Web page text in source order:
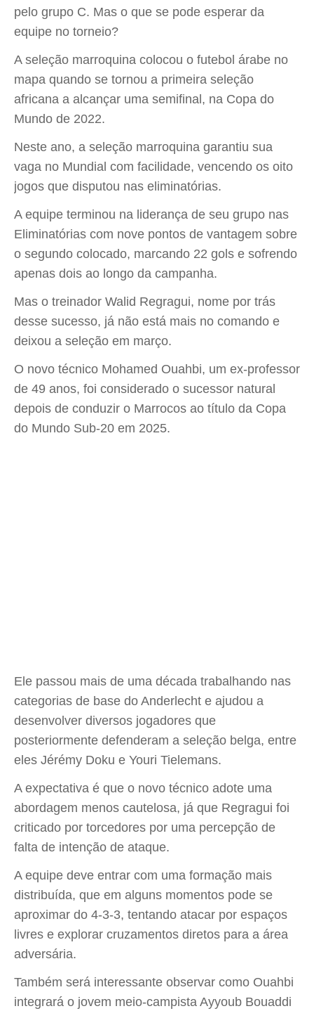
pelo grupo C. Mas o que se pode esperar da
equipe no torneio?
A seleção marroquina colocou o futebol árabe no
mapa quando se tornou a primeira seleção
africana a alcançar uma semifinal, na Copa do
Mundo de 2022.
Neste ano, a seleção marroquina garantiu sua
vaga no Mundial com facilidade, vencendo os oito
jogos que disputou nas eliminatórias.
A equipe terminou na liderança de seu grupo nas
Eliminatórias com nove pontos de vantagem sobre
o segundo colocado, marcando 22 gols e sofrendo
apenas dois ao longo da campanha.
Mas o treinador Walid Regragui, nome por trás
desse sucesso, já não está mais no comando e
deixou a seleção em março.
O novo técnico Mohamed Ouahbi, um ex-professor
de 49 anos, foi considerado o sucessor natural
depois de conduzir o Marrocos ao título da Copa
do Mundo Sub-20 em 2025.
Ele passou mais de uma década trabalhando nas
categorias de base do Anderlecht e ajudou a
desenvolver diversos jogadores que
posteriormente defenderam a seleção belga, entre
eles Jérémy Doku e Youri Tielemans.
A expectativa é que o novo técnico adote uma
abordagem menos cautelosa, já que Regragui foi
criticado por torcedores por uma percepção de
falta de intenção de ataque.
A equipe deve entrar com uma formação mais
distribuída, que em alguns momentos pode se
aproximar do 4-3-3, tentando atacar por espaços
livres e explorar cruzamentos diretos para a área
adversária.
Também será interessante observar como Ouahbi
integrará o jovem meio-campista Ayyoub Bouaddi